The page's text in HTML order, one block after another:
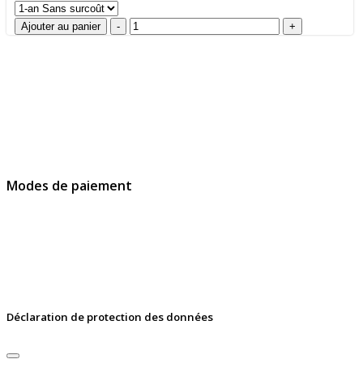
Modes de paiement
Déclaration de protection des données